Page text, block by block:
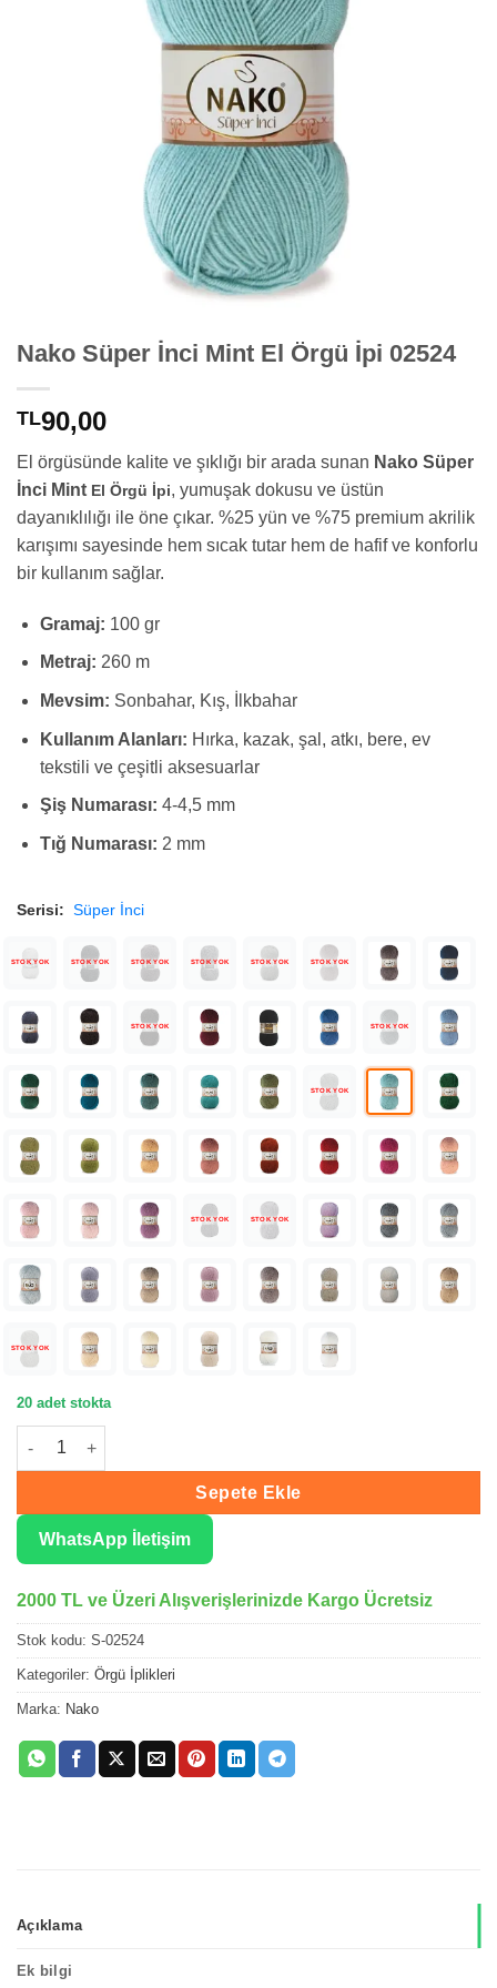
Nako Süper İnci Mint El Örgü İpi 02524
TL90,00
El örgüsünde kalite ve şıklığı bir arada sunan Nako Süper
İnci Mint El Örgü İpi, yumuşak dokusu ve üstün
dayanıklılığı ile öne çıkar. %25 yün ve %75 premium akrilik
karışımı sayesinde hem sıcak tutar hem de hafif ve konforlu
bir kullanım sağlar.
Gramaj: 100 gr
Metraj: 260 m
Mevsim: Sonbahar, Kış, İlkbahar
Kullanım Alanları: Hırka, kazak, şal, atkı, bere, ev
tekstili ve çeşitli aksesuarlar
Şiş Numarası: 4-4,5 mm
Tığ Numarası: 2 mm
Serisi: Süper İnci
STOK YOK STOK YOK STOK YOK STOK YOK STOK YOK STOK YOK
STOK YOK STOK YOK
STOK YOK
STOK YOK STOK YOK
STOK YOK
20 adet stokta
Nako Süper İnci Mint El Örgü İpi 02524 adet
Sepete Ekle
WhatsApp İletişim
2000 TL ve Üzeri Alışverişlerinizde Kargo Ücretsiz
Stok kodu: S-02524
Kategoriler: Örgü İplikleri
Marka: Nako
Açıklama
Ek bilgi